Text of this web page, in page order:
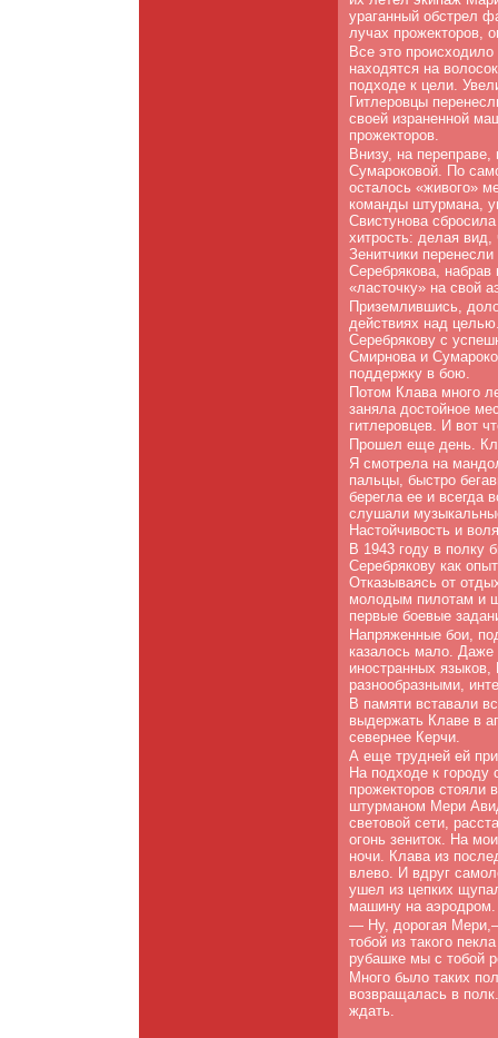
ураганный обстрел
лучах прожекторов,
Все это
находятся на
подходе к цели.
Гитлеровцы
своей израненной
прожекторов.
Внизу, на
Сумароковой. По
осталось «живого»
команды штурмана,
Свистунова
хитрость: делая
Зенитчики
Серебрякова, набрав
«ласточку» на свой
Приземлившись,
действиях над
Серебрякову с
Смирнова и
поддержку в бою.
Потом Клава много
заняла достойное
гитлеровцев. И вот
Прошел еще день.
Я смотрела на
пальцы, быстро
берегла ее и всегда
слушали
Настойчивость и
В 1943 году в полку
Серебрякову как
Отказываясь от
молодым пилотам и
первые боевые
Напряженные бои,
казалось мало. Даже
иностранных
разнообразными,
В памяти вставали
выдержать Клаве в
севернее Керчи.
А еще трудней ей
На подходе к городу
прожекторов стояли
штурманом Мери
световой сети,
огонь зениток. На
ночи. Клава из
влево. И вдруг
ушел из цепких
машину на аэродром.
— Ну, дорогая
тобой из такого
рубашке мы с тобой
Много было таких
возвращалась в
ждать.